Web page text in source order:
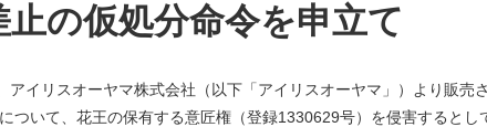
止の仮処分命令を申立て
アイリスオーヤマ株式会社（以下「アイリスオーヤマ」）より販売
ついて、花王の保有する意匠権（登録1330629号）を侵害すると